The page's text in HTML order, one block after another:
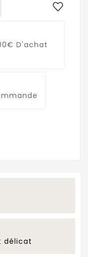
D'achat
délicat